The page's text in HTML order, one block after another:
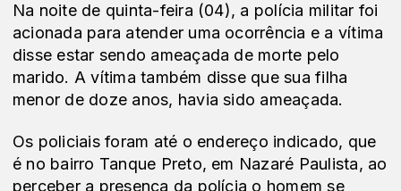
Na noite de quinta-feira (04), a polícia militar foi
acionada para atender uma ocorrência e a vítima
disse estar sendo ameaçada de morte pelo
marido. A vítima também disse que sua filha
menor de doze anos, havia sido ameaçada.
Os policiais foram até o endereço indicado, que
é no bairro Tanque Preto, em Nazaré Paulista, ao
perceber a presença da polícia o homem se